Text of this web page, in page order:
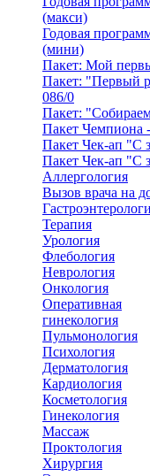
(макси)
Годовая
(мини)
Пакет: Мой
Пакет: "Первый
086/0
Пакет:
Пакет Чемпиона
Пакет Чек-ап "С
Пакет Чек-ап "С
Аллергология
Вызов врача на
Терапия
Урология
Флебология
Неврология
Онкология
Оперативная
гинекология
Пульмонология
Психология
Дерматология
Кардиология
Косметология
Гинекология
Массаж
Проктология
Хирургия